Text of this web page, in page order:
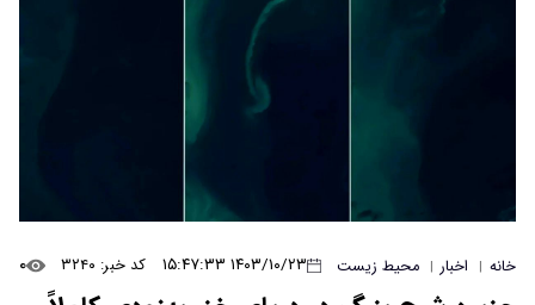
خانه | اخبار | محیط زیست ۱۴۰۳/۱۰/۲۳ ۱۵:۴۷:۳۳ کد خبر: ۳۲۴۰ ۰